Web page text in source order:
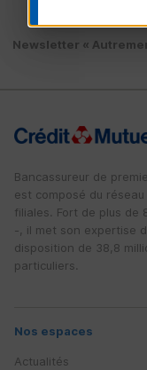
Newsletter «
Bancassureur de
est composé du
filiales. Fort de plus de
-, il met son expertise
disposition de 38,8
particuliers.
Nos espaces
Actualités